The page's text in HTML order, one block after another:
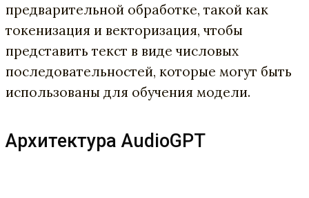
предварительной обработке, такой как
токенизация и векторизация, чтобы
представить текст в виде числовых
последовательностей, которые могут быть
использованы для обучения модели.
Архитектура AudioGPT